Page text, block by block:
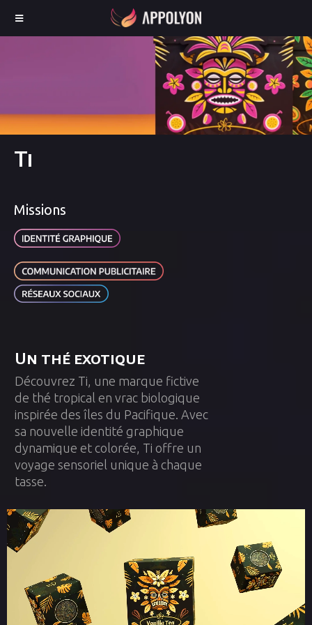
Ti
Missions
Un thé exotique
Découvrez Ti, une marque fictive
de thé tropical en vrac biologique
inspirée des îles du Pacifique. Avec
sa nouvelle identité graphique
dynamique et colorée, Ti offre un
voyage sensoriel unique à chaque
tasse.